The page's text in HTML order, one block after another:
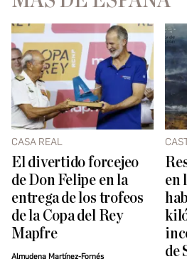
CASA REAL
El divertido forcejeo
de Don Felipe en la
entrega de los trofeos
de la Copa del Rey
Mapfre
Almudena Martínez-Fornés
en
de